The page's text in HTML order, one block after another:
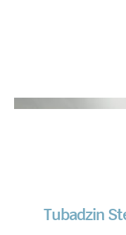
Tubadzin